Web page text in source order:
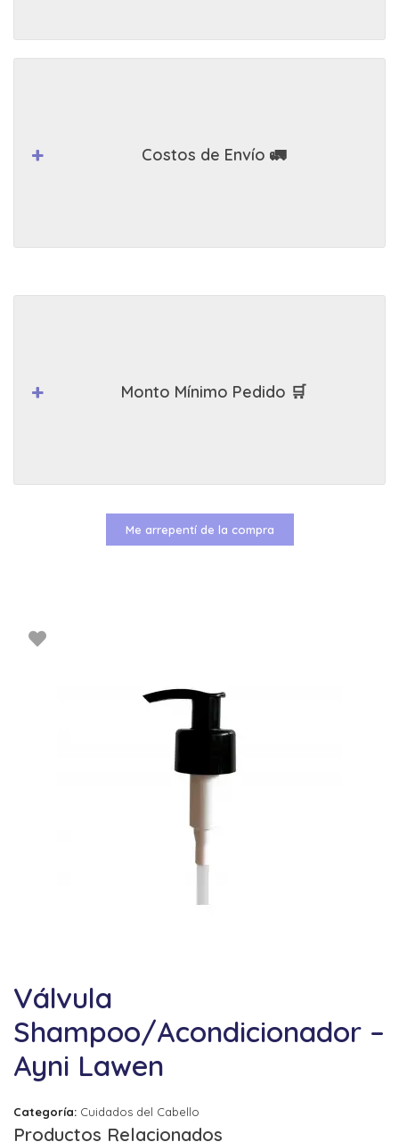
Válvula
Shampoo/Acondicionador –
Ayni Lawen
Categoría: Cuidados del Cabello
Productos Relacionados
Costos de Envío 🚛
Monto Mínimo Pedido 🛒
Me arrepentí de la compra